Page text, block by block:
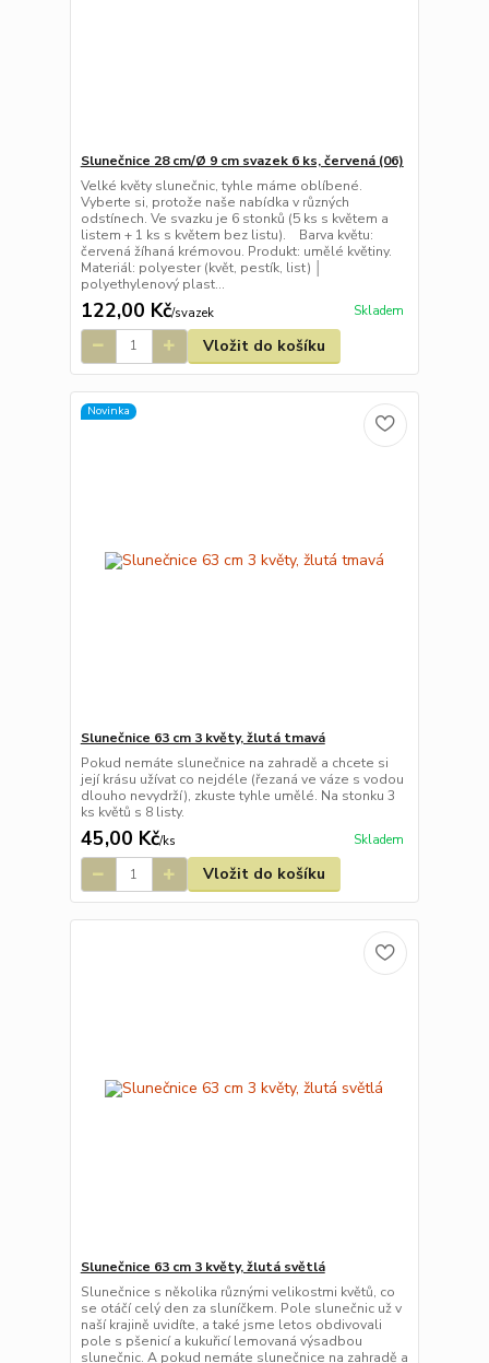
Slunečnice 28 cm/Ø 9 cm svazek 6 ks, červená (06)
Velké květy slunečnic, tyhle máme oblíbené.
Vyberte si, protože naše nabídka v různých
odstínech. Ve svazku je 6 stonků (5 ks s květem a
listem + 1 ks s květem bez listu). Barva květu:
červená žíhaná krémovou. Produkt: umělé květiny.
Materiál: polyester (květ, pestík, list) │
polyethylenový plast...
122,00 Kč/svazek Skladem
Vložit do košíku
Novinka
Slunečnice 63 cm 3 květy, žlutá tmavá
Pokud nemáte slunečnice na zahradě a chcete si
její krásu užívat co nejdéle (řezaná ve váze s vodou
dlouho nevydrží), zkuste tyhle umělé. Na stonku 3
ks květů s 8 listy.
45,00 Kč/ks Skladem
Vložit do košíku
Slunečnice 63 cm 3 květy, žlutá světlá
Slunečnice s několika různými velikostmi květů, co
se otáčí celý den za sluníčkem. Pole slunečnic už v
naší krajině uvidíte, a také jsme letos obdivovali
pole s pšenicí a kukuřicí lemovaná výsadbou
slunečnic. A pokud nemáte slunečnice na zahradě a